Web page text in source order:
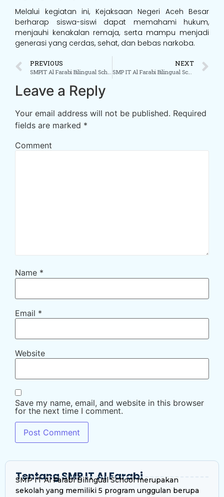
Melalui kegiatan ini, Kejaksaan Negeri Aceh Besar
berharap siswa-siswi dapat memahami hukum,
menjauhi kenakalan remaja, serta mampu menjadi
generasi yang cerdas, sehat, dan bebas narkoba.
PREVIOUS NEXT
SMP IT Al Farabi Bilingual School Gelar Pelatihan Pembelajaran Mendalam
Leave a Reply
Your email address will not be published. Required
fields are marked *
Comment
Name *
Email *
Website
Save my name, email, and website in this browser
for the next time I comment.
Tentang SMP IT Al Farabi
SMP IT Al Farabi Bilingual School merupakan
sekolah yang memiliki 5 program unggulan berupa